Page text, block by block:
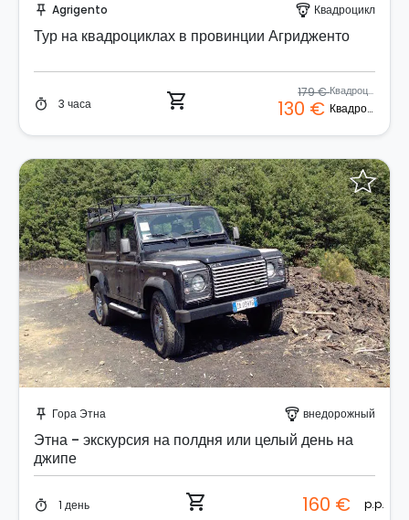
push_pin Agrigento paragliding Квадроцикл
Тур на квадроциклах в провинции Агридженто
timer 3 часа shopping_cart 179 € Квадроцикл
130 € Квадроцикл
push_pin Гора Этна paragliding внедорожный
Этна - экскурсия на полдня или целый день на
джипе
timer 1 день shopping_cart 160 € p.p.